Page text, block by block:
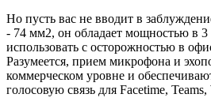
Но пусть вас не вводит в
- 74 мм2, он обладает мощностью в 3
использовать с осторожностью в
Разумеется, прием микрофона и
коммерческом уровне и
голосовую связь для Facetime,